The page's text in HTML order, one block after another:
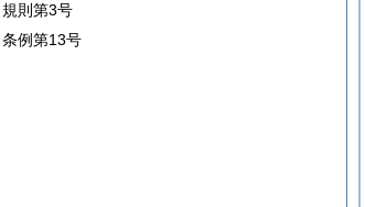
規則第3号
条例第13号